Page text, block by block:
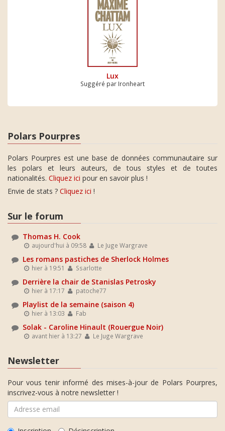
Lux
Suggéré par Ironheart
Polars Pourpres
Polars Pourpres est une base de données communautaire sur
les polars et leurs auteurs, de tous styles et de toutes
nationalités. Cliquez ici pour en savoir plus !
Envie de stats ? Cliquez ici !
Sur le forum
Thomas H. Cook
aujourd'hui à 09:58 Le Juge Wargrave
Les romans pastiches de Sherlock Holmes
hier à 19:51 Ssarlotte
Derrière la chair de Stanislas Petrosky
hier à 17:17 patoche77
Playlist de la semaine (saison 4)
hier à 13:03 Fab
Solak - Caroline Hinault (Rouergue Noir)
avant hier à 13:27 Le Juge Wargrave
Newsletter
Pour vous tenir informé des mises-à-jour de Polars Pourpres,
inscrivez-vous à notre newsletter !